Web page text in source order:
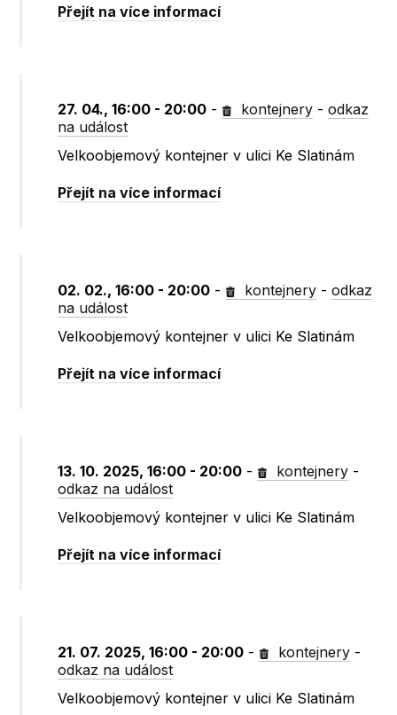
Přejít na více informací
27. 04., 16:00 - 20:00 - kontejnery -odkaz
na událost
Velkoobjemový kontejner v ulici Ke Slatinám
Přejít na více informací
02. 02., 16:00 - 20:00 - kontejnery -odkaz
na událost
Velkoobjemový kontejner v ulici Ke Slatinám
Přejít na více informací
13. 10. 2025, 16:00 - 20:00 - kontejnery -
odkaz na událost
Velkoobjemový kontejner v ulici Ke Slatinám
Přejít na více informací
21. 07. 2025, 16:00 - 20:00 - kontejnery -
odkaz na událost
Velkoobjemový kontejner v ulici Ke Slatinám